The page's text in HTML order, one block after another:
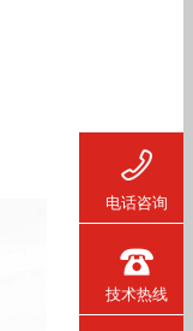
电话咨询
技术热线